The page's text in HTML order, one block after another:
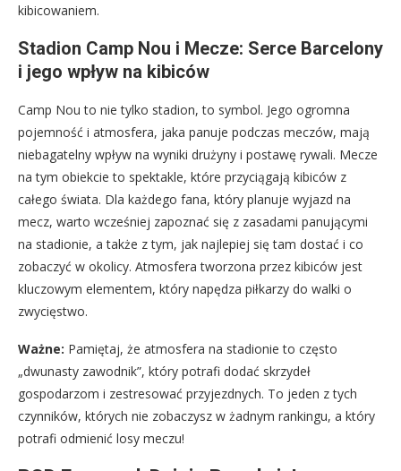
kibicowaniem.
Stadion Camp Nou i Mecze: Serce Barcelony
i jego wpływ na kibiców
Camp Nou to nie tylko stadion, to symbol. Jego ogromna
pojemność i atmosfera, jaka panuje podczas meczów, mają
niebagatelny wpływ na wyniki drużyny i postawę rywali. Mecze
na tym obiekcie to spektakle, które przyciągają kibiców z
całego świata. Dla każdego fana, który planuje wyjazd na
mecz, warto wcześniej zapoznać się z zasadami panującymi
na stadionie, a także z tym, jak najlepiej się tam dostać i co
zobaczyć w okolicy. Atmosfera tworzona przez kibiców jest
kluczowym elementem, który napędza piłkarzy do walki o
zwycięstwo.
Ważne: Pamiętaj, że atmosfera na stadionie to często
„dwunasty zawodnik”, który potrafi dodać skrzydeł
gospodarzom i zestresować przyjezdnych. To jeden z tych
czynników, których nie zobaczysz w żadnym rankingu, a który
potrafi odmienić losy meczu!